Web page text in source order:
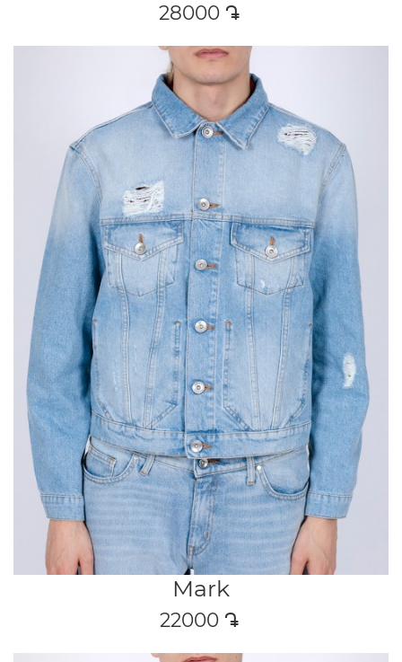
28000 դր․
Mark
22000 դր․